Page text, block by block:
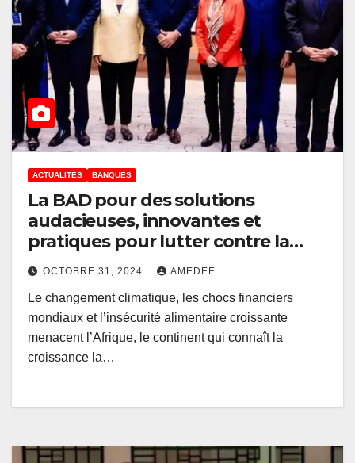
ACTUALITÉS BANQUES
La BAD pour des solutions
audacieuses, innovantes et
pratiques pour lutter contre la
pauvreté en Afrique
OCTOBRE 31, 2024 AMEDEE
Le changement climatique, les chocs financiers
mondiaux et l’insécurité alimentaire croissante
menacent l’Afrique, le continent qui connaît la
croissance la…